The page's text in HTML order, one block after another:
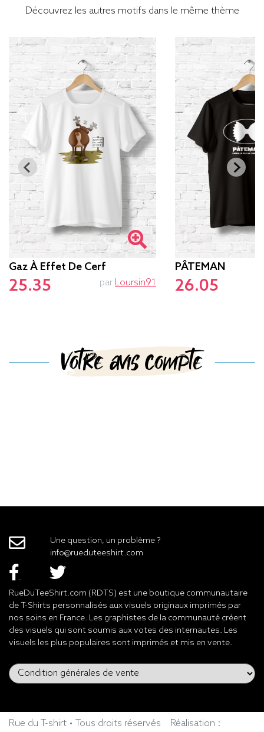
Découvrez les autres motifs dans le même thème
Gaz À Effet De Cerf
25.35 par Loursin91
PÂTEMAN
26.05
Votre avis compte
Une question, un problème ?
info@rueduteeshirt.com
RueDuTeeShirt.com (RDTS) est une boutique communautaire
de T-Shirts personnalisés aux visuels originaux imprimés par
nos soins en France. Les graphistes de la communauté créent
des visuels qui sont soumis aux votes des internautes. Les
visuels les plus populaires sont imprimés et mis en vente.
Rue du T-shirt • Tous droits réservés Réalisation :